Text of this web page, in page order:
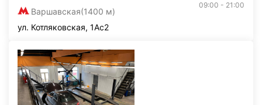
Варшавская(1400 м)
09:00 - 21:00
ул. Котляковская, 1Ас2